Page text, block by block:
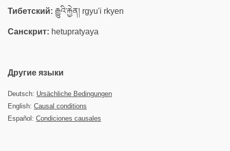
Тибетский: རྒྱུའི་རྐྱེན། rgyu'i rkyen
Санскрит: hetupratyaya
Другие языки
Deutsch: Ursächliche Bedingungen
English: Causal conditions
Español: Condiciones causales